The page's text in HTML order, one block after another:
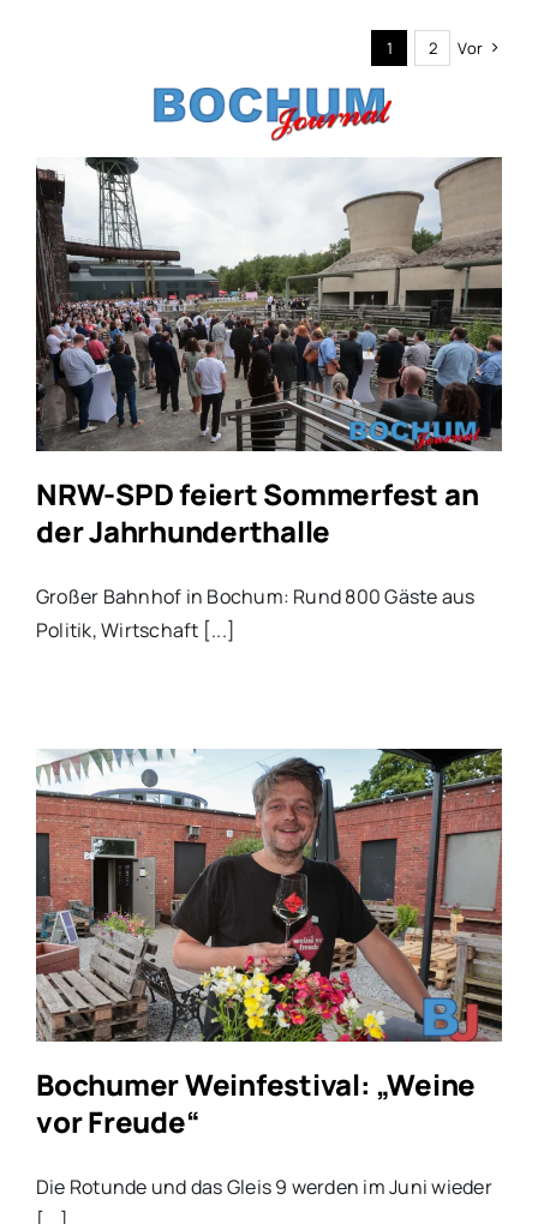
1 2 Vor
NRW-SPD feiert Sommerfest an
der Jahrhunderthalle
Großer Bahnhof in Bochum: Rund 800 Gäste aus
Politik, Wirtschaft [...]
Bochumer Weinfestival: „Weine
vor Freude“
Die Rotunde und das Gleis 9 werden im Juni wieder